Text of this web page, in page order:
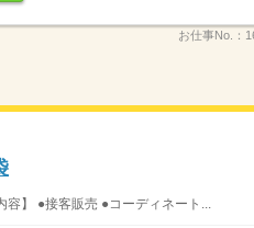
お仕事No.：
容】 ●接客販売 ●コーディネート...